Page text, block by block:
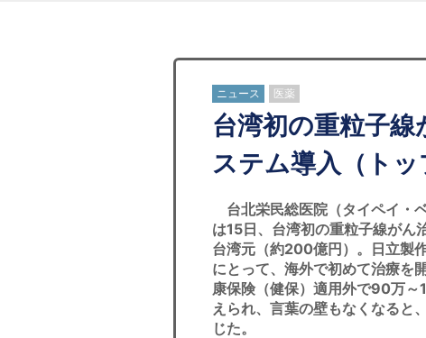
ニュース 医薬
台湾初の重粒子
ステム導入（ト
台北栄民総医院（タイペイ・
は15日、台湾初の重粒子線がん
台湾元（約200億円）。日立製
にとって、海外で初めて治療を
康保険（健保）適用外で90万
えられ、言葉の壁もなくなると
じた。